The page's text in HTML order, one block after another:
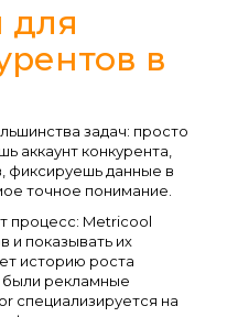
для
в
задач: просто
аккаунт конкурента,
фиксируешь данные в
точное понимание.
процесс: Metricool
и показывать их
историю роста
были рекламные
специализируется на